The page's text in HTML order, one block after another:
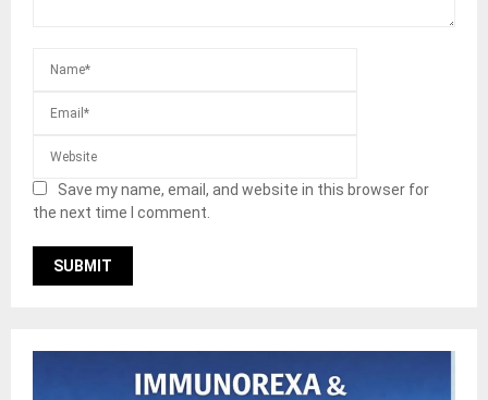
Save my name, email, and website in this browser for
the next time I comment.